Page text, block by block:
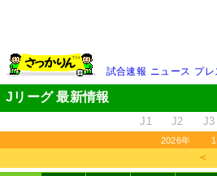
試合速報 ニュース プレ
Jリーグ 最新情報
J1 J2 J3
2026年
＜